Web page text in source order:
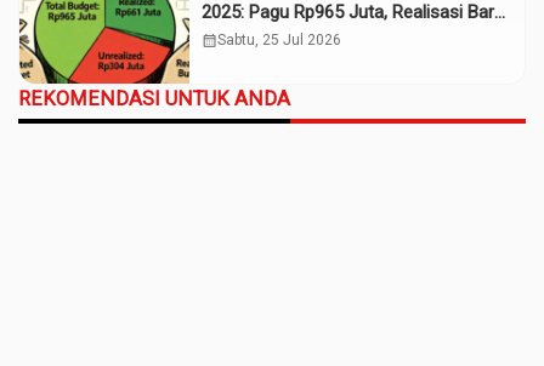
2025: Pagu Rp965 Juta, Realisasi Baru
Rp661 Juta
calendar_monthSabtu, 25 Jul 2026
REKOMENDASI UNTUK ANDA